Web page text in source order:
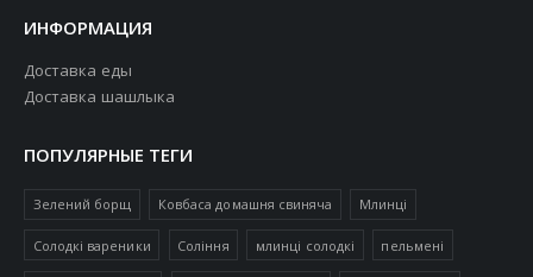
ИНФОРМАЦИЯ
Доставка еды
Доставка шашлыка
ПОПУЛЯРНЫЕ ТЕГИ
Зелений борщ Ковбаса домашня свиняча Млинці
Солодкі вареники Соління млинці солодкі пельмені